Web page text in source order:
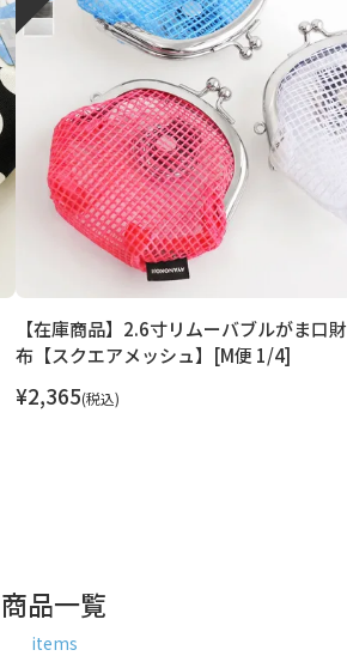
【在庫商品】2.6寸リムーバブルがま口財
布【スクエアメッシュ】[M便 1/4]
¥2,365 税込
商品一覧
items